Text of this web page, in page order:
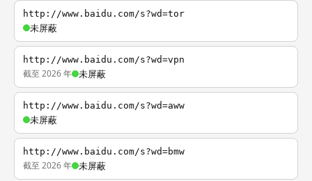
http://www.baidu.com/s?wd=tor
未屏蔽
http://www.baidu.com/s?wd=vpn
截至 2026 年 未屏蔽
http://www.baidu.com/s?wd=aww
未屏蔽
http://www.baidu.com/s?wd=bmw
截至 2026 年 未屏蔽